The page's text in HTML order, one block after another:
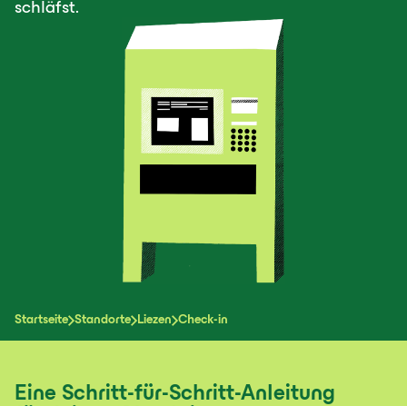
schläfst.
Startseite Standorte Liezen Check-in
Eine Schritt-für-Schritt-Anleitung